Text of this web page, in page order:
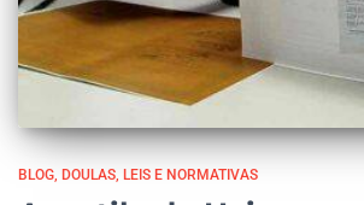
BLOG DOULAS LEIS E NORMATIVAS